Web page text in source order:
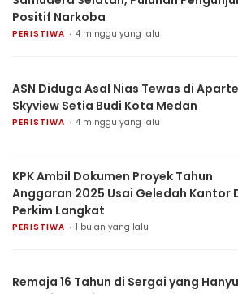
Positif Narkoba
PERISTIWA 4 minggu yang lalu
ASN Diduga Asal Nias Tewas di
Skyview Setia Budi Kota Medan
PERISTIWA 4 minggu yang lalu
KPK Ambil Dokumen Proyek Tahun
Anggaran 2025 Usai Geledah Kantor
Perkim Langkat
PERISTIWA 1 bulan yang lalu
Remaja 16 Tahun di Sergai yang